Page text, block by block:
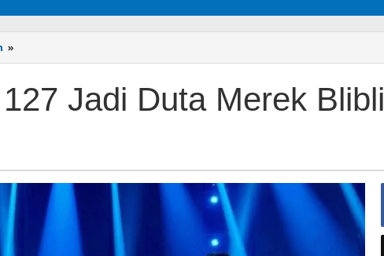
»
NCT
Jadi
Duta
Jadi Duta Merek Blibli